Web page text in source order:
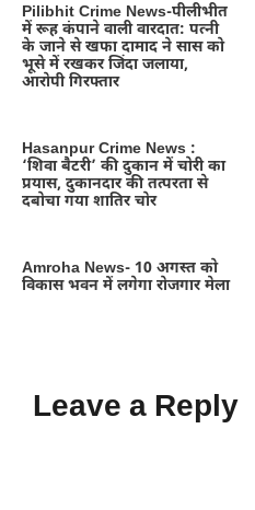
Pilibhit Crime News-पीलीभीत
में रूह कंपाने वाली वारदात: पत्नी
के जाने से खफा दामाद ने सास को
भूसे में रखकर जिंदा जलाया,
आरोपी गिरफ्तार
Hasanpur Crime News :
‘शिवा बैटरी’ की दुकान में चोरी का
प्रयास, दुकानदार की तत्परता से
दबोचा गया शातिर चोर
Amroha News- 10 अगस्त को
विकास भवन में लगेगा रोजगार मेला
Leave a Reply